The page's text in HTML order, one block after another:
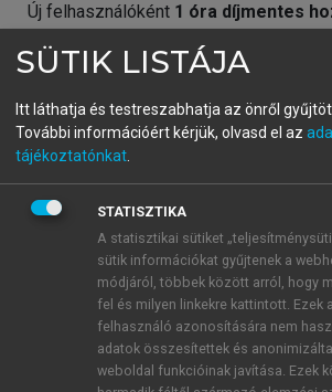
Új felhasználóként 1 óra díjmentes
fiókoddal,vagy hozz létre
A regisztráció után apróbaidőszak
BELÉPÉS SAJÁT FIÓKKAL
ÚJ FIÓK LÉTREHOZÁSA
1 óra díjmentes hozzáférés
E-MAIL-CÍM
SÜTIK LISTÁJA
Itt láthatja és testreszabhatja az önről
További információért kérjük, olvasd el az
tájékoztatónkat
STATISZTIKA
A statisztikai sütiket
sütik információkat gyűjtenek a
módjáról, többek között arról, hogy
fel és milyen linkekre kattintott. Ezek
felhasználó azonosítására nem
adatok összesítettek és
weboldal funkcióinak javítása. Ezek